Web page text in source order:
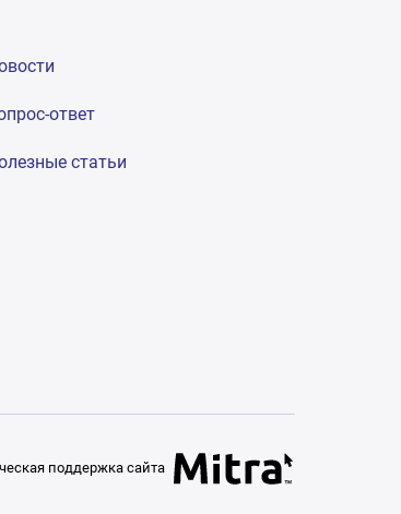
ответ
статьи
поддержка сайта